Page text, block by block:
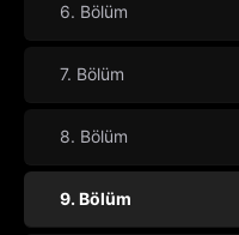
6. Bölüm
7. Bölüm
8. Bölüm
9. Bölüm